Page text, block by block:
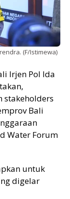
(F/Istimewa)
Irjen Pol Ida
stakeholders
Bali
Water Forum
untuk
digelar